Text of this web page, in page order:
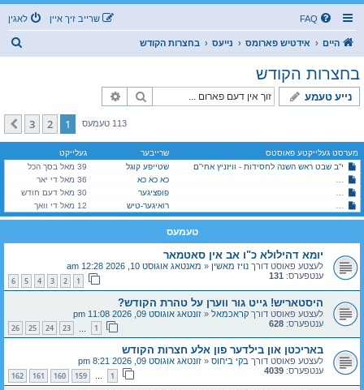
FAQ לאגין שרייב זיך איין
היים אידטיש פארומס נייעס בחצרות הקודש
בחצרות הקודש
נייע טעמע זוך
113 טעמעס 1
2
3
קומענדיגע
מערסט געלייקטע פאוסטס שרייבער
געלייקט
י”ב שבט ראש השנה לחסידות - וויזניץ אחי”ם
שטייפע קוגל
39 מאל בסך הכל
היסטארישע ירושה צעטיילונג צווישן בני הרה"ק בעל ברך משה זצוק"ל
כא כא כא
36 מאל די יאר
סאטמאר (מהר"א): נייעסן און שמועסן בתוככי הקהלהפופציגער
30 מאל דעם חודש
סאטמאר (מהר"א): נייעסן און שמועסן בתוככי הקהלהרואיגער-טיש 12 מאל די וואך
טעמעס
יומא דהילולא כ"ו אב אין סאטמאר
לעצטע פאוסט דורך נויז מאשין « מאנטאג אוגוסט 10, 2026 12:28 am
ענטפערס: 131
1
2
3
4
5
6
היסטאריש! גייט גור ווערן על טהרת הקודש?
לעצטע פאוסט דורך קראכמאל « זונטאג אוגוסט 09, 2026 11:08 pm
ענטפערס: 628
1
23
24
25
26
באריכטן און בילדער פון אלע חצרות הקודש
לעצטע פאוסט דורך בקי ביחוס « זונטאג אוגוסט 09, 2026 8:21 pm
ענטפערס: 4039
1
…
159
160
161
162